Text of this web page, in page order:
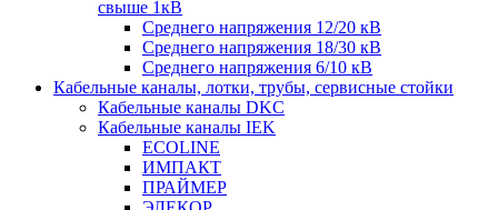
свыше 1кВ
Среднего напряжения 12/20 кВ
Среднего напряжения 18/30 кВ
Среднего напряжения 6/10 кВ
Кабельные каналы, лотки, трубы, сервисные стойки
Кабельные каналы DKC
Кабельные каналы IEK
ECOLINE
ИМПАКТ
ПРАЙМЕР